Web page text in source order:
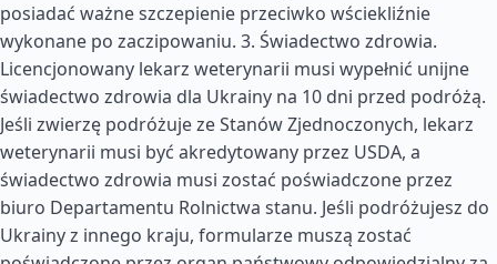
posiadać ważne szczepienie przeciwko wściekliźnie
wykonane po zaczipowaniu. 3. Świadectwo zdrowia.
Licencjonowany lekarz weterynarii musi wypełnić unijne
świadectwo zdrowia dla Ukrainy na 10 dni przed podróżą.
Jeśli zwierzę podróżuje ze Stanów Zjednoczonych, lekarz
weterynarii musi być akredytowany przez USDA, a
świadectwo zdrowia musi zostać poświadczone przez
biuro Departamentu Rolnictwa stanu. Jeśli podróżujesz do
Ukrainy z innego kraju, formularze muszą zostać